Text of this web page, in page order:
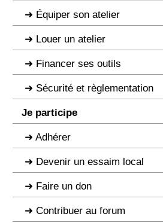
Équiper son atelier
Louer un atelier
Financer ses outils
Sécurité et règlementation
Je participe
Adhérer
Devenir un essaim local
Faire un don
Contribuer au forum